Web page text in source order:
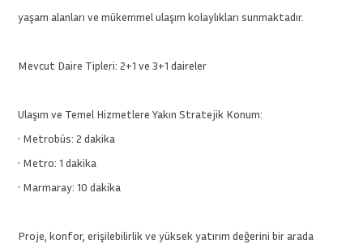
yaşam alanları ve mükemmel ulaşım kolaylıkları sunmaktadır.
Mevcut Daire Tipleri: 2+1 ve 3+1 daireler
Ulaşım ve Temel Hizmetlere Yakın Stratejik Konum:
• Metrobüs: 2 dakika
• Metro: 1 dakika
• Marmaray: 10 dakika
Proje, konfor, erişilebilirlik ve yüksek yatırım değerini bir arada